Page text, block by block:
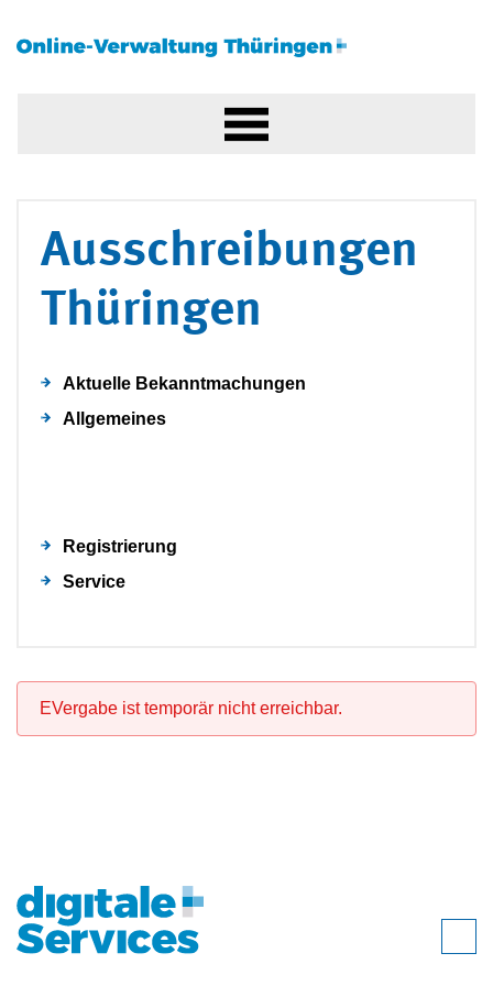
Ausschreibungen
Thüringen
Aktuelle Bekanntmachungen
Allgemeines
Registrierung
Service
EVergabe ist temporär nicht erreichbar.